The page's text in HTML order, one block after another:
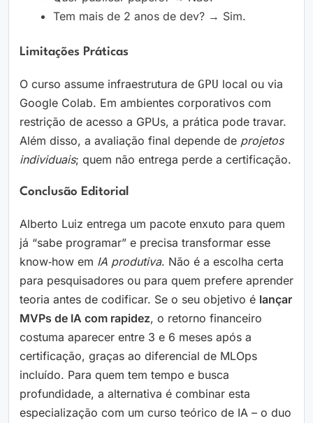
Tem mais de 2 anos de dev? → Sim.
Limitações Práticas
O curso assume infraestrutura de GPU local ou via
Google Colab. Em ambientes corporativos com
restrição de acesso a GPUs, a prática pode travar.
Além disso, a avaliação final depende de projetos
individuais; quem não entrega perde a certificação.
Conclusão Editorial
Alberto Luiz entrega um pacote enxuto para quem
já “sabe programar” e precisa transformar esse
know‑how em IA produtiva. Não é a escolha certa
para pesquisadores ou para quem prefere aprender
teoria antes de codificar. Se o seu objetivo é lançar
MVPs de IA com rapidez, o retorno financeiro
costuma aparecer entre 3 e 6 meses após a
certificação, graças ao diferencial de MLOps
incluído. Para quem tem tempo e busca
profundidade, a alternativa é combinar esta
especialização com um curso teórico de IA – o duo